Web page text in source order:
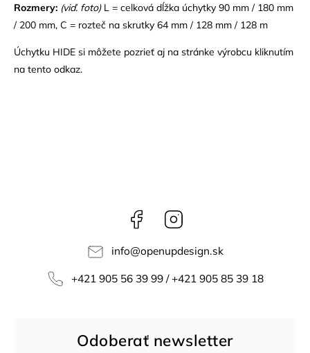
Rozmery: (viď. foto)L = celková dĺžka úchytky 90 mm / 180 mm
/ 200 mm, C = rozteč na skrutky 64 mm / 128 mm / 128 m
Úchytku HIDE si môžete pozrieť aj na stránke výrobcu kliknutím
na tento odkaz.
Facebook
info@openupdesign.sk
+421 905 56 39 99 / +421 905 85 39 18
Odoberať newsletter